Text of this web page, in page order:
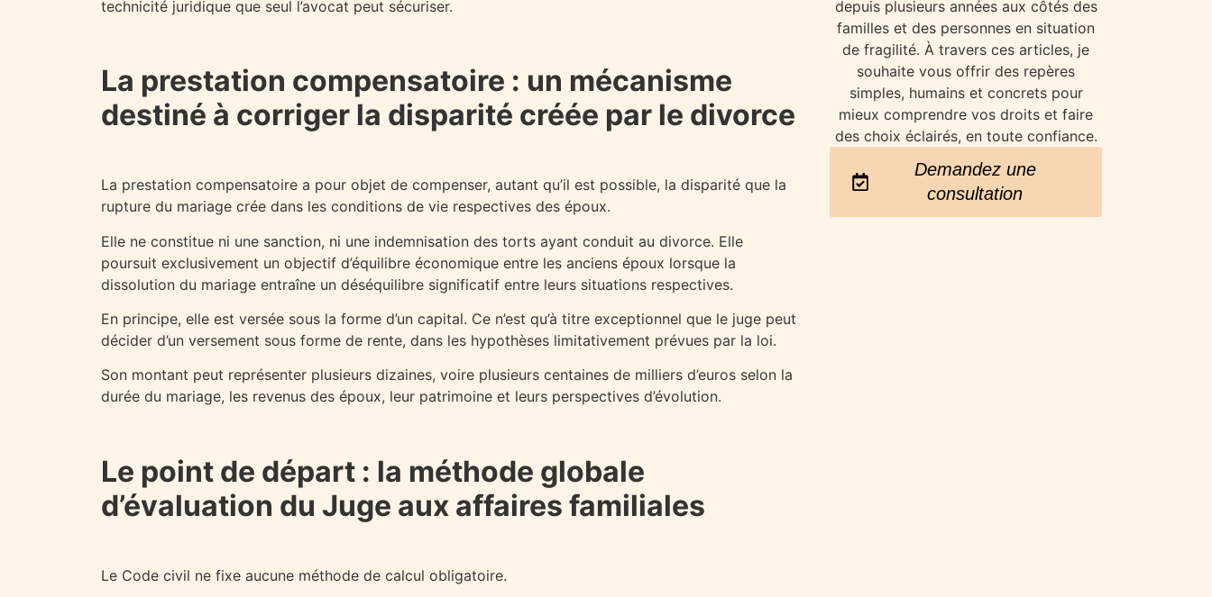
depuis plusieurs années aux côtés des
familles et des personnes en situation
de fragilité. À travers ces articles, je
souhaite vous offrir des repères
simples, humains et concrets pour
mieux comprendre vos droits et faire
des choix éclairés, en toute confiance.
Demandez une
consultation
technicité juridique que seul l’avocat peut sécuriser.
La prestation compensatoire : un mécanisme
destiné à corriger la disparité créée par le divorce
La prestation compensatoire a pour objet de compenser, autant qu’il est possible, la disparité que la
rupture du mariage crée dans les conditions de vie respectives des époux.
Elle ne constitue ni une sanction, ni une indemnisation des torts ayant conduit au divorce. Elle
poursuit exclusivement un objectif d’équilibre économique entre les anciens époux lorsque la
dissolution du mariage entraîne un déséquilibre significatif entre leurs situations respectives.
En principe, elle est versée sous la forme d’un capital. Ce n’est qu’à titre exceptionnel que le juge peut
décider d’un versement sous forme de rente, dans les hypothèses limitativement prévues par la loi.
Son montant peut représenter plusieurs dizaines, voire plusieurs centaines de milliers d’euros selon la
durée du mariage, les revenus des époux, leur patrimoine et leurs perspectives d’évolution.
Le point de départ : la méthode globale
d’évaluation du Juge aux affaires familiales
Le Code civil ne fixe aucune méthode de calcul obligatoire.